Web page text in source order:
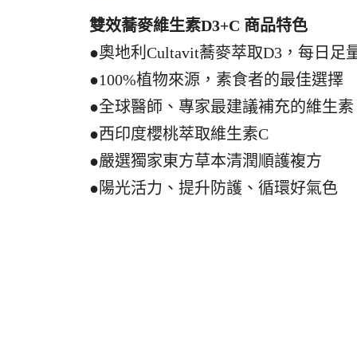
雙效蕎麥維生素D3+C 商品特色
●奧地利Cultavit蕎麥萃取D3，每日足
●100%植物來源，素食者的最佳選擇
●全球醫師、專家最建議補充的維生素
●西印度櫻桃萃取維生素C
●嚴選獨家東方草本清潤順護複方
●陽光活力、提升防護、循環好氣色